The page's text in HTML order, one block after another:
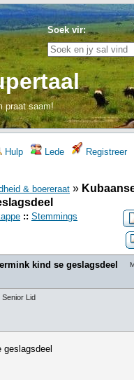
Soek vir:
praat saam!
Hulp Lede Registreer
& boereraat »
:: Stemmings
kind se geslagsdeel
Senior Lid